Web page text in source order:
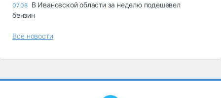
07.08 В Ивановской области за неделю подешевел
бензин
Все новости